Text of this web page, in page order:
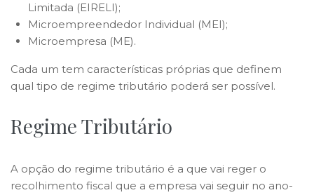
Limitada (EIRELI);
Microempreendedor Individual (MEI);
Microempresa (ME).
Cada um tem características próprias que definem
qual tipo de regime tributário poderá ser possível.
Regime Tributário
A opção do regime tributário é a que vai reger o
recolhimento fiscal que a empresa vai seguir no ano-